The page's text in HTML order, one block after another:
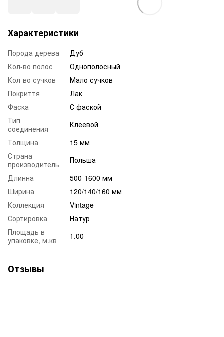
Характеристики
Порода дерева
Дуб
Кол-во полос
Однополосный
Кол-во сучков
Мало сучков
Покриття
Лак
Фаска
С фаской
Тип
соединения
Клеевой
Толщина
15 мм
Страна
производитель
Польша
Длинна
500-1600 мм
Ширина
120/140/160 мм
Коллекция
Vintage
Сортировка
Натур
Площадь в
упаковке, м.кв
1.00
Отзывы